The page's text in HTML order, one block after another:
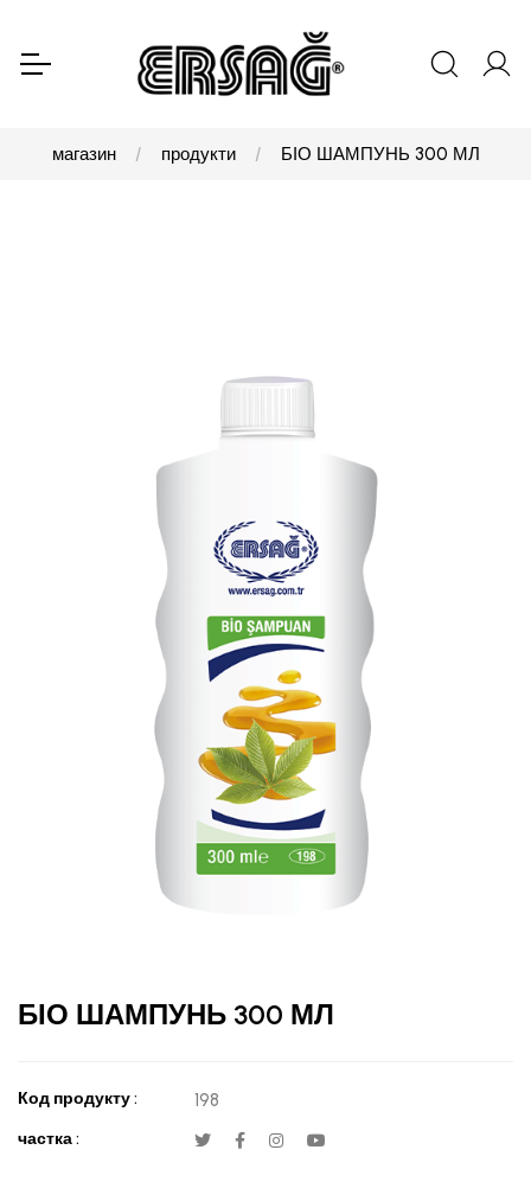
магазин продукти БІО ШАМПУНЬ 300 МЛ
БІО ШАМПУНЬ 300 МЛ
Код продукту : 198
частка :